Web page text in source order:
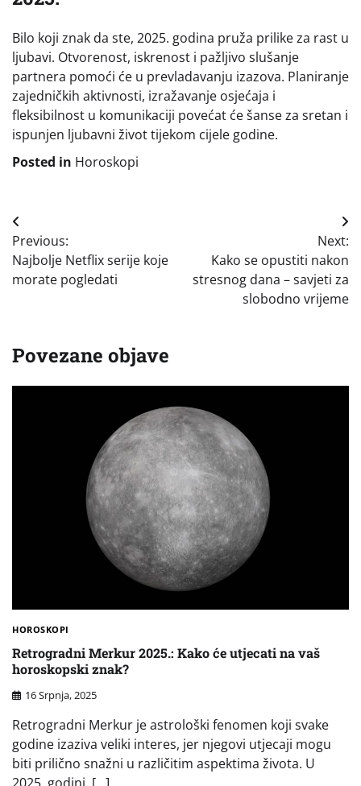
Bilo koji znak da ste, 2025. godina pruža prilike za rast u
ljubavi. Otvorenost, iskrenost i pažljivo slušanje
partnera pomoći će u prevladavanju izazova. Planiranje
zajedničkih aktivnosti, izražavanje osjećaja i
fleksibilnost u komunikaciji povećat će šanse za sretan i
ispunjen ljubavni život tijekom cijele godine.
Posted in Horoskopi
Navigacija
objava
Previous:
Najbolje Netflix serije koje
morate pogledati
Next:
Kako se opustiti nakon
stresnog dana – savjeti za
slobodno vrijeme
Povezane objave
HOROSKOPI
Retrogradni Merkur 2025.: Kako će utjecati na vaš
horoskopski znak?
16 Srpnja, 2025
Retrogradni Merkur je astrološki fenomen koji svake
godine izaziva veliki interes, jer njegovi utjecaji mogu
biti prilično snažni u različitim aspektima života. U